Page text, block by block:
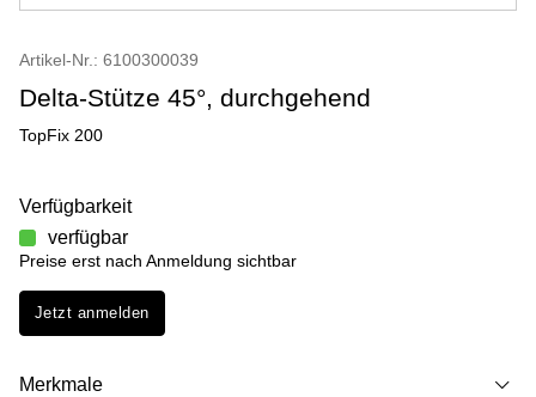
Artikel-Nr.: 6100300039
Delta-Stütze 45°, durchgehend
TopFix 200
Verfügbarkeit
verfügbar
Preise erst nach Anmeldung sichtbar
Jetzt anmelden
Merkmale